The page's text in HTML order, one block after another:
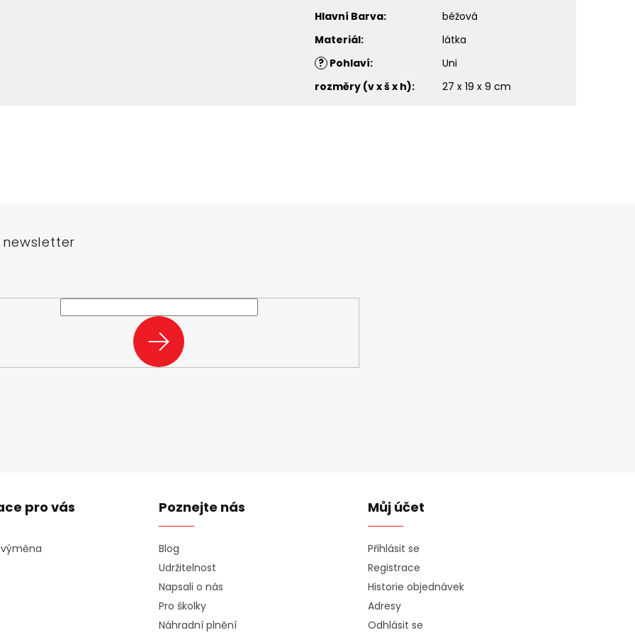
Hlavní Barva:
béžová
Materiál:
látka
? Pohlaví:
Uni
rozměry (v x š x h): 27 x 19 x 9 cm
PŘIHLÁSIT
SE
pro vás Poznejte nás
Blog
Udržitelnost
Napsali o nás
Pro školky
Náhradní plnění
Můj účet
Přihlásit se
Registrace
Historie objednávek
Adresy
Odhlásit se